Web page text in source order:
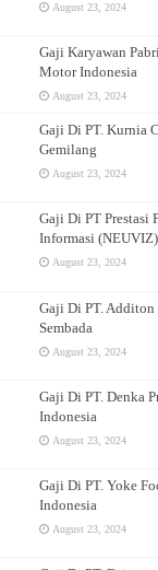
August 23, 2024
Gaji Karyawan
Motor Indonesia
August 23, 2024
Gaji Di PT. Kurnia
Gemilang
August 23, 2024
Gaji Di PT Prestasi
Informasi (NEUVIZ)
August 23, 2024
Gaji Di PT. Additon
Sembada
August 23, 2024
Gaji Di PT. Denka
Indonesia
August 23, 2024
Gaji Di PT. Yoke
Indonesia
August 23, 2024